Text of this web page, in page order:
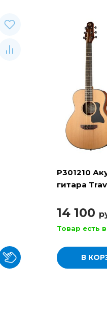
P301210
гитара
14 100
Товар есть
В